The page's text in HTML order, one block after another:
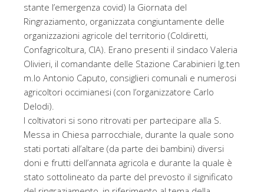
stante l’emergenza covid) la Giornata del
Ringraziamento, organizzata congiuntamente delle
organizzazioni agricole del territorio (Coldiretti,
Confagricoltura, CIA). Erano presenti il sindaco Valeria
Olivieri, il comandante delle Stazione Carabinieri lg.ten
m.lo Antonio Caputo, consiglieri comunali e numerosi
agricoltori occimianesi (con l’organizzatore Carlo
Delodi).
I coltivatori si sono ritrovati per partecipare alla S.
Messa in Chiesa parrocchiale, durante la quale sono
stati portati all’altare (da parte dei bambini) diversi
doni e frutti dell’annata agricola e durante la quale è
stato sottolineato da parte del prevosto il significato